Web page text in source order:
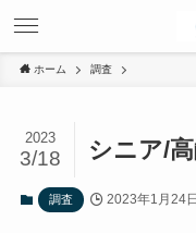
ホーム 調査
シニア/
2023
3/18
調査 2023年1月24日